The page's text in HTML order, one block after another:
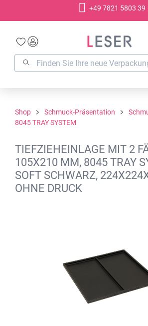
+49 7821 5803 39
Shop Schmuck-Präsentation
8045 TRAY SYSTEM
TIEFZIEHEINLAGE MIT 2
105X210 MM, 8045 TRAY
SOFT SCHWARZ,
OHNE DRUCK